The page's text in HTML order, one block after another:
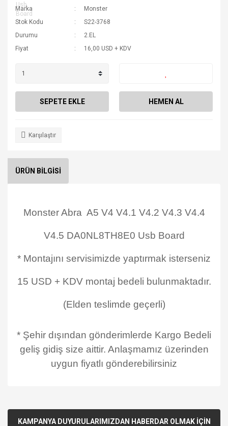
Marka
Monster
Stok Kodu
S22-3768
Durumu
2.EL
Fiyat
16,00 USD + KDV
SEPETE EKLE HEMEN AL
Karşılaştır
ÜRÜN BİLGİSİ
Monster Abra A5 V4 V4.1 V4.2 V4.3 V4.4
V4.5 DA0NL8TH8E0 Usb Board
* Montajını servisimizde yaptırmak isterseniz
15 USD + KDV montaj bedeli bulunmaktadır.
(Elden teslimde geçerli)
* Şehir dışından gönderimlerde Kargo Bedeli
geliş gidiş size aittir. Anlaşmamız üzerinden
uygun fiyatlı gönderebilirsiniz
KAMPANYA DUYURULARIMIZDAN HABERDAR OLMAK İÇİN